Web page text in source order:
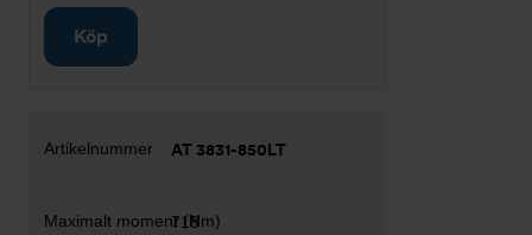
Köp
AT 3831-850LT
718